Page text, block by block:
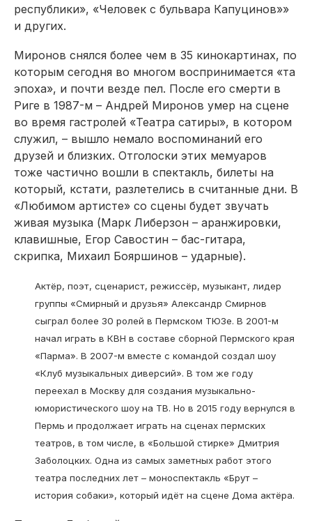
республики», «Человек с бульвара Капуцинов»»
и других.
Миронов снялся более чем в 35 кинокартинах, по
которым сегодня во многом воспринимается «та
эпоха», и почти везде пел. После его смерти в
Риге в 1987-м – Андрей Миронов умер на сцене
во время гастролей «Театра сатиры», в котором
служил, – вышло немало воспоминаний его
друзей и близких. Отголоски этих мемуаров
тоже частично вошли в спектакль, билеты на
который, кстати, разлетелись в считанные дни. В
«Любимом артисте» со сцены будет звучать
живая музыка (Марк Либерзон – аранжировки,
клавишные, Егор Савостин – бас-гитара,
скрипка, Михаил Бояршинов – ударные).
Актёр, поэт, сценарист, режиссёр, музыкант, лидер
группы «Смирный и друзья» Александр Смирнов
сыграл более 30 ролей в Пермском ТЮЗе. В 2001-м
начал играть в КВН в составе сборной Пермского края
«Парма». В 2007-м вместе с командой создал шоу
«Клуб музыкальных диверсий». В том же году
переехал в Москву для создания музыкально-
юмористического шоу на ТВ. Но в 2015 году вернулся в
Пермь и продолжает играть на сценах пермских
театров, в том числе, в «Большой стирке» Дмитрия
Заболоцких. Одна из самых заметных работ этого
театра последних лет – моноспектакль «Брут –
история собаки», который идёт на сцене Дома актёра.